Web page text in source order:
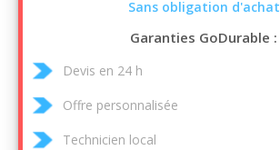
Sans obligation d'achat
Garanties GoDurable :
Devis en 24 h
Offre personnalisée
Technicien local